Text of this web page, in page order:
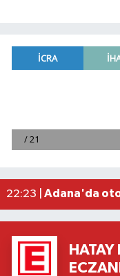
23:49 |
22:23 | Adana'da
HATAY